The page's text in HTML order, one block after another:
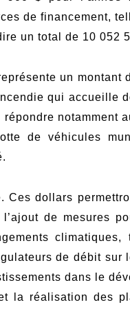
de financement,
un total de 10 052
un montant
qui accueille
notamment
de véhicules
dollars
de mesures
de débit sur
dans le
la réalisation des